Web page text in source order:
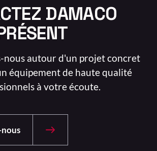
DAMACO
nous autour d'un projet concret
équipement de haute qualité
à votre écoute.